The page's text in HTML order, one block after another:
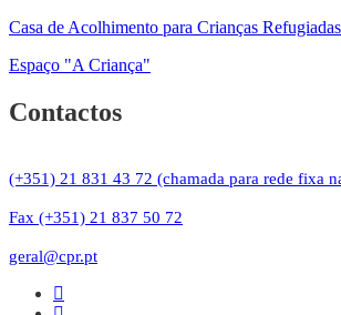
Casa de Acolhimento para Crianças
Espaço "A Criança"
Contactos
(+351) 21 831 43 72 (chamada para rede fixa
Fax (+351) 21 837 50 72
geral@cpr.pt